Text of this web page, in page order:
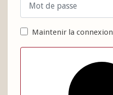
Maintenir la connexion